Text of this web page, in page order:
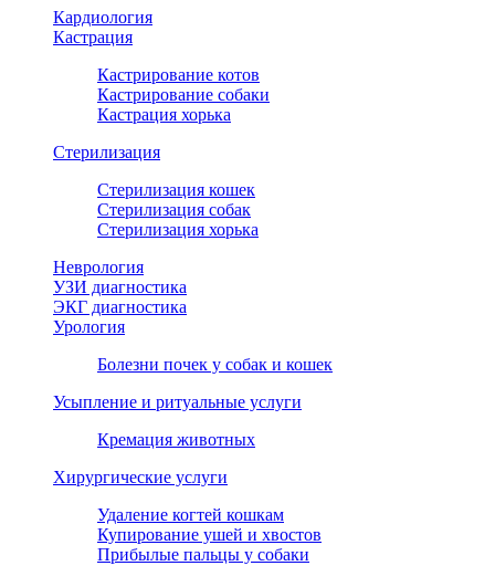
Кардиология
Кастрация
Кастрирование котов
Кастрирование собаки
Кастрация хорька
Стерилизация
Стерилизация кошек
Стерилизация собак
Стерилизация хорька
Неврология
УЗИ диагностика
ЭКГ диагностика
Урология
Болезни почек у собак и кошек
Усыпление и ритуальные услуги
Кремация животных
Хирургические услуги
Удаление когтей кошкам
Купирование ушей и хвостов
Прибылые пальцы у собаки